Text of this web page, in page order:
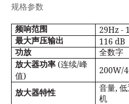
规格参数
频响范围 29Hz -
最大声压输出 116 dB
功放
全数字
放大器功率 (连续/峰
值) 200W/
放大器特性
音量,低
机